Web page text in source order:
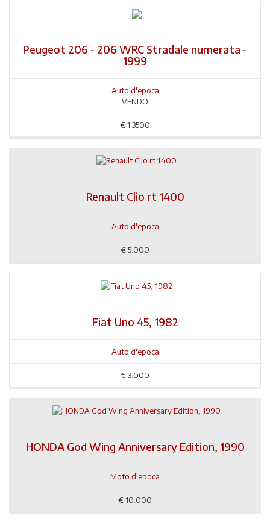
Peugeot 206 - 206 WRC Stradale numerata -
1999
Auto d'epoca
VENDO
€1:3500
Renault Clio rt 1400
Auto d'epoca
€5.000
Fiat Uno 45, 1982
Auto d'epoca
€3.000
HONDA God Wing Anniversary Edition, 1990
Moto d'epoca
€10.000